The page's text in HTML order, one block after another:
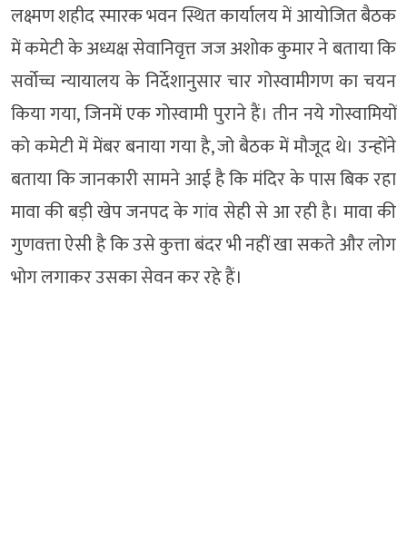
लक्ष्मण शहीद स्मारक भवन स्थित कार्यालय में आयोजित बैठक
में कमेटी के अध्यक्ष सेवानिवृत्त जज अशोक कुमार ने बताया कि
सर्वोच्च न्यायालय के निर्देशानुसार चार गोस्वामीगण का चयन
किया गया, जिनमें एक गोस्वामी पुराने हैं। तीन नये गोस्वामियों
को कमेटी में मेंबर बनाया गया है, जो बैठक में मौजूद थे। उन्होंने
बताया कि जानकारी सामने आई है कि मंदिर के पास बिक रहा
मावा की बड़ी खेप जनपद के गांव सेही से आ रही है। मावा की
गुणवत्ता ऐसी है कि उसे कुत्ता बंदर भी नहीं खा सकते और लोग
भोग लगाकर उसका सेवन कर रहे हैं।